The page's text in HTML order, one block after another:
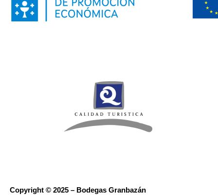
Copyright © 2025 – Bodegas Granbazán